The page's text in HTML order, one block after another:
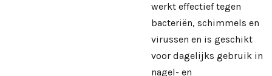
werkt effectief tegen
bacteriën, schimmels en
virussen en is geschikt
voor dagelijks gebruik in
nagel- en